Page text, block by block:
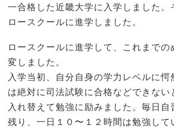
一合格した近畿大学に入学しました。
ロースクールに進学しました。
ロースクールに進学して、これまでの
変しました。
入学当初、自分自身の学力レベルに
は絶対に司法試験に合格などできない
入れ替えて勉強に励みました。毎日
残り、一日１０〜１２時間は勉強して